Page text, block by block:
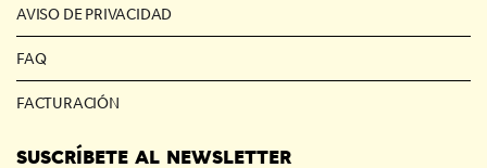
AVISO DE PRIVACIDAD
FAQ
FACTURACIÓN
SUSCRÍBETE AL NEWSLETTER